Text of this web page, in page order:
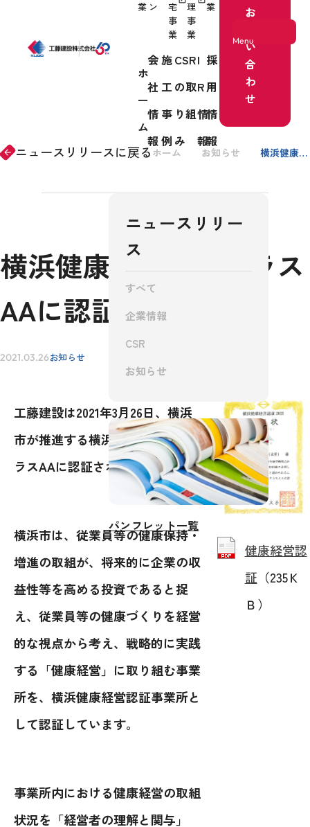
Menu
CSRの取り組み
IR情報
お問い合わせ
業 ン
宅
事
業
理
事
業
業
ホ
ー
ム
会
社
情
報
施
工
事
例
CSR
の取
り組
み
I
R
情
報
採
用
情
報
お
い
合
わ
せ
arrow_forward ニュースリリースに戻るホーム お知らせ 横浜健康経営認証クラスAAに認証されました
横浜健康経営認証クラス
AAに認証されました
2021.03.26お知らせ
工藤建設は2021年3月26日、横浜
市が推進する横浜健康経営認証ク
ラスAAに認証されました。
横浜市は、従業員等の健康保持・
増進の取組が、将来的に企業の収
益性等を高める投資であると捉
え、従業員等の健康づくりを経営
的な視点から考え、戦略的に実践
する「健康経営」に取り組む事業
所を、横浜健康経営認証事業所と
して認証しています。
事業所内における健康経営の取組
状況を「経営者の理解と関与」
健康経営認
証 （235Ｋ
Ｂ）
ニュースリリー
ス
すべて
企業情報
CSR
お知らせ
パンフレット一覧